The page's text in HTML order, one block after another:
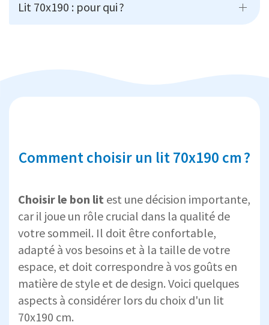
Lit 70x190 : pour qui ?
Comment choisir un lit 70x190 cm ?
Choisir le bon lit est une décision importante,
car il joue un rôle crucial dans la qualité de
votre sommeil. Il doit être confortable,
adapté à vos besoins et à la taille de votre
espace, et doit correspondre à vos goûts en
matière de style et de design. Voici quelques
aspects à considérer lors du choix d'un lit
70x190 cm.